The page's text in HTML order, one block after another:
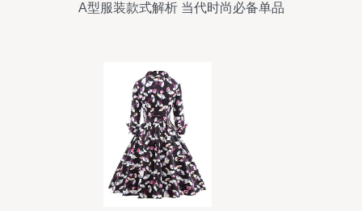
A型服装款式解析 当代时尚必备单品